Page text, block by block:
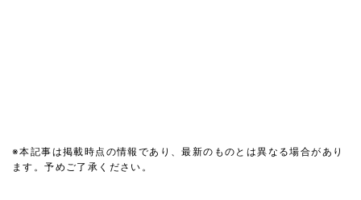
※本記事は掲載時点の情報であり、最新のものとは異なる場合があり
ます。予めご了承ください。